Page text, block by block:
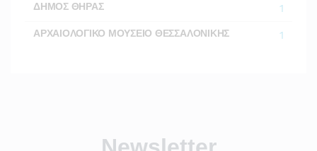
ΔΗΜΟΣ ΘΗΡΑΣ 1
ΑΡΧΑΙΟΛΟΓΙΚΟ ΜΟΥΣΕΙΟ ΘΕΣΣΑΛΟΝΙΚΗΣ 1